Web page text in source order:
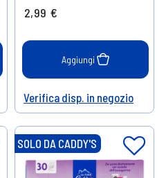
2,99 €
Aggiungi
Help
Verifica disp. in negozio
SOLO DA CADDY'S